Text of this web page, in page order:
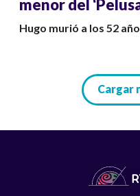
menor del
Hugo murió a los 52
Cargar